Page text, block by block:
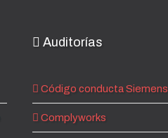
Auditorías
Código conducta Siemens
Complyworks